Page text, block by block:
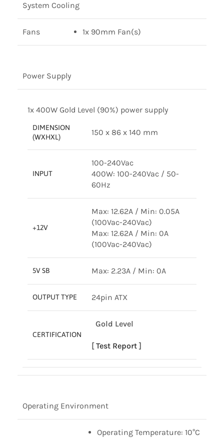
System Cooling
Fans 1x 90mm Fan(s)
Power Supply
1x 400W Gold Level (90%) power supply
DIMENSION
(WXHXL)
150 x 86 x 140 mm
INPUT
100-240Vac
400W: 100-240Vac / 50-
60Hz
+12V
Max: 12.62A / Min: 0.05A
(100Vac-240Vac)
Max: 12.62A / Min: 0A
(100Vac-240Vac)
5V SB Max: 2.23A / Min: 0A
OUTPUT TYPE 24pin ATX
CERTIFICATION
Gold Level
[Test Report ]
Operating Environment
Operating Temperature: 10°C